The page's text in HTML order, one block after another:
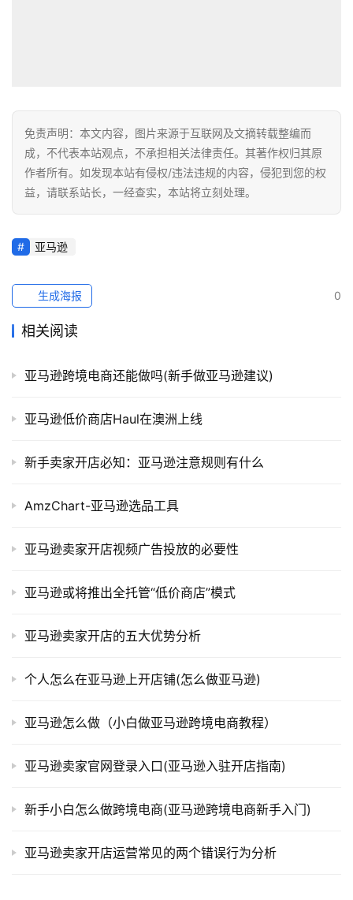
全
球
开
店
跨
百
媒
销
跨
航
免责声明：本文内容，图片来源于互联网及文摘转载整编而
成，不代表本站观点，不承担相关法律责任。其著作权归其原
作者所有。如发现本站有侵权/违法违规的内容，侵犯到您的权
益，请联系站长，一经查实，本站将立刻处理。
亚马逊
0
生成海报
相关阅读
亚马逊跨境电商还能做吗(新手做亚马逊建议)
亚马逊低价商店Haul在澳洲上线
新手卖家开店必知：亚马逊注意规则有什么
AmzChart-亚马逊选品工具
亚马逊卖家开店视频广告投放的必要性
亚马逊或将推出全托管“低价商店”模式
亚马逊卖家开店的五大优势分析
个人怎么在亚马逊上开店铺(怎么做亚马逊)
亚马逊怎么做（小白做亚马逊跨境电商教程）
亚马逊卖家官网登录入口(亚马逊入驻开店指南)
新手小白怎么做跨境电商(亚马逊跨境电商新手入门)
亚马逊卖家开店运营常见的两个错误行为分析